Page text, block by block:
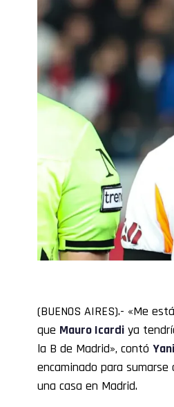
(BUENOS AIRES).- «Me
que Mauro Icardi ya
la B de Madrid», contó
encaminado para
una casa en Madrid.